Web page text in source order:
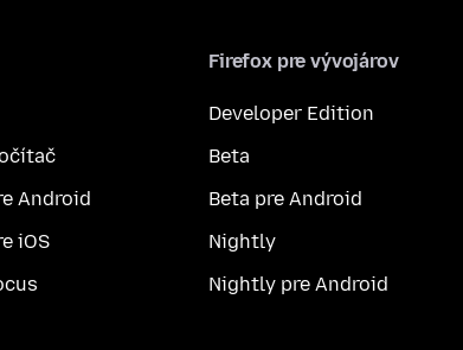
Android
iOS
Firefox pre vývojárov
Developer Edition
Beta
Beta pre Android
Nightly
Nightly pre Android